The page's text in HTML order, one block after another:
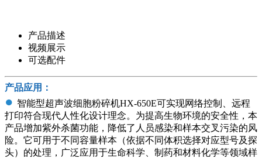
产品描述
视频展示
可选配件
产品应用：
● 智能型超声波细胞粉碎机HX-650E可实现网络控制、远程
打印符合现代人性化设计理念。为提高生物环境的安全性，本
产品增加紫外杀菌功能，降低了人员感染和样本交叉污染的风
险。它可用于不同容量样本（依据不同体积选择对应型号及探
头）的处理，广泛应用于生命科学、制药和材料化学等领域样